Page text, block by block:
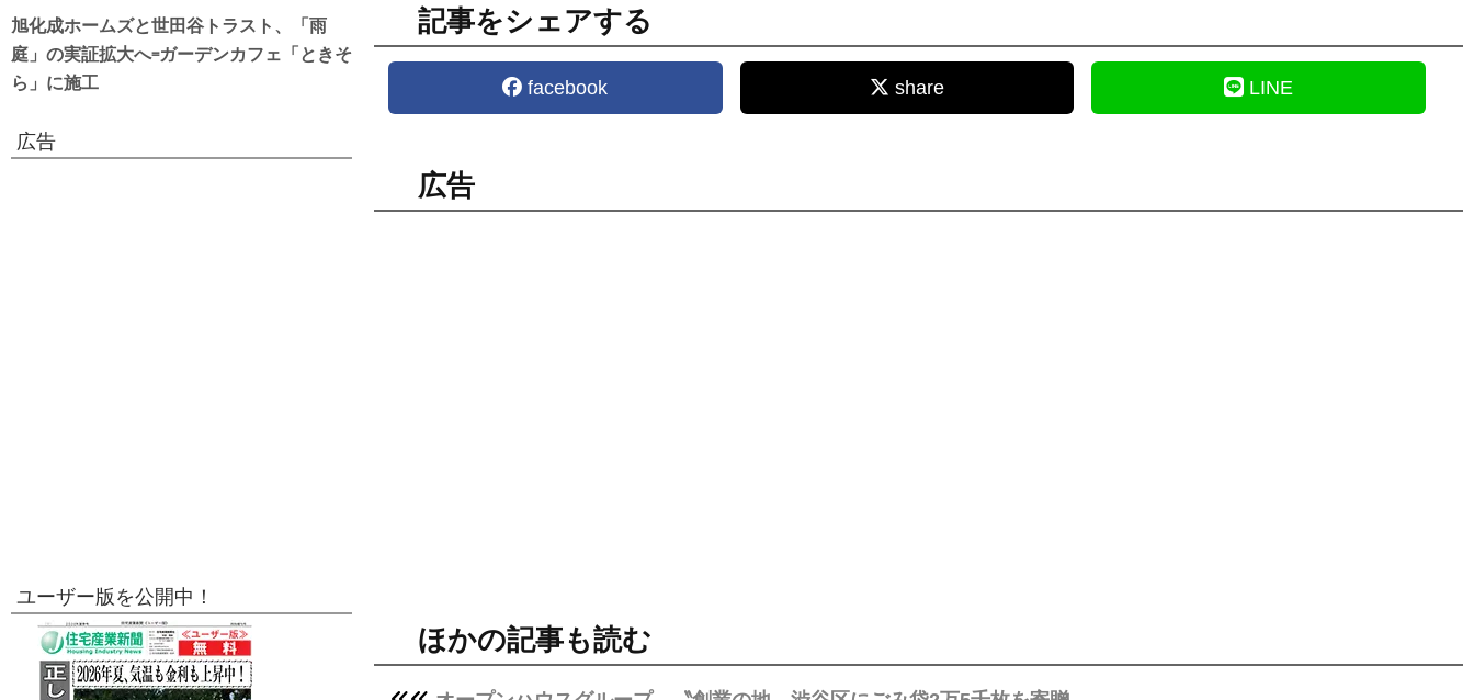
記事をシェアする
facebook share LINE
広告
ほかの記事も読む
旭化成ホームズと世田谷トラスト、「雨
庭」の実証拡大へ=ガーデンカフェ「ときそ
ら」に施工
広告
ユーザー版を公開中！